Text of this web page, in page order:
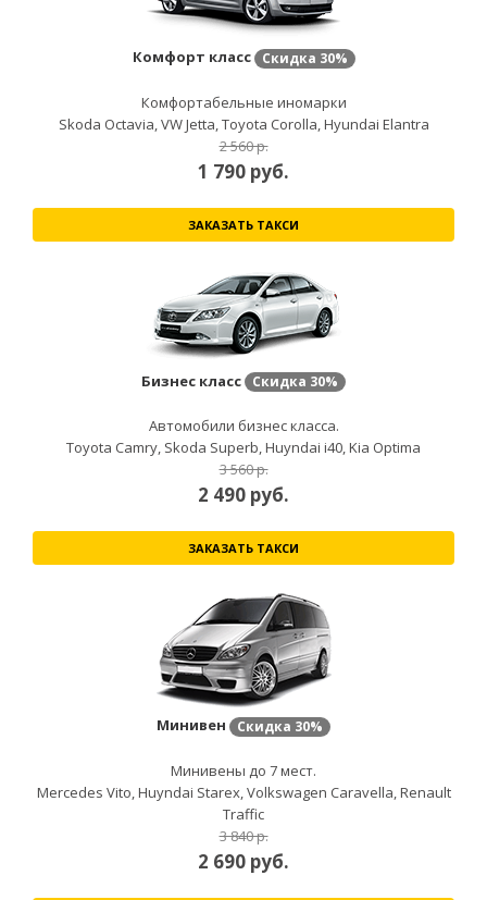
Комфорт класс Скидка 30%
Комфортабельные иномарки
Skoda Octavia, VW Jetta, Toyota Corolla, Hyundai Elantra
2 560 р.
1 790 руб.
ЗАКАЗАТЬ ТАКСИ
Бизнес класс Скидка 30%
Автомобили бизнес класса.
Toyota Camry, Skoda Superb, Huyndai i40, Kia Optima
3 560 р.
2 490 руб.
ЗАКАЗАТЬ ТАКСИ
Минивен Скидка 30%
Минивены до 7 мест.
Mercedes Vito, Huyndai Starex, Volkswagen Caravella, Renault
Traffic
3 840 р.
2 690 руб.